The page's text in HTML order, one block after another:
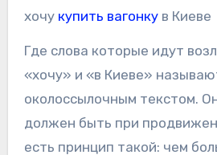
хочу купить вагонкув Киеве
Где слова которые идут
«хочу» и «в Киеве»
околоссылочным текстом.
должен быть при
есть принцип такой: чем